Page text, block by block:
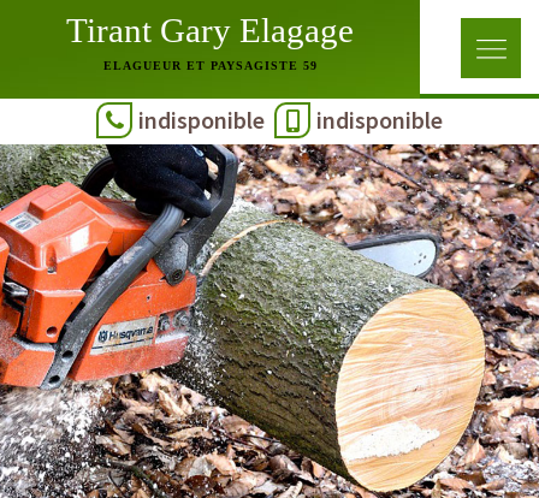
Tirant Gary Elagage
ELAGUEUR ET PAYSAGISTE 59
indisponible indisponible